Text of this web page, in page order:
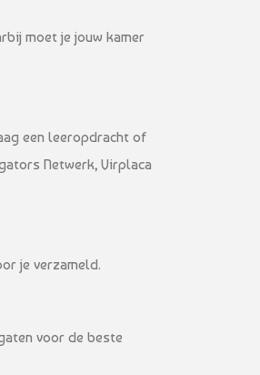
moet je jouw kamer
een leeropdracht of
Netwerk, Virplaca
je verzameld.
voor de beste